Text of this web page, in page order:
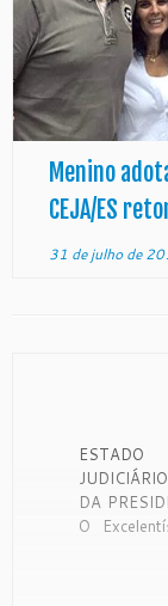
Menino
CEJA/ES
31 de julho de
DA
O